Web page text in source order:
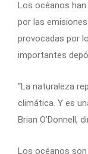
Los océanos
por las
provocadas por
importantes
“La naturaleza
climática. Y es
Brian O’Donnell,
Los océanos son